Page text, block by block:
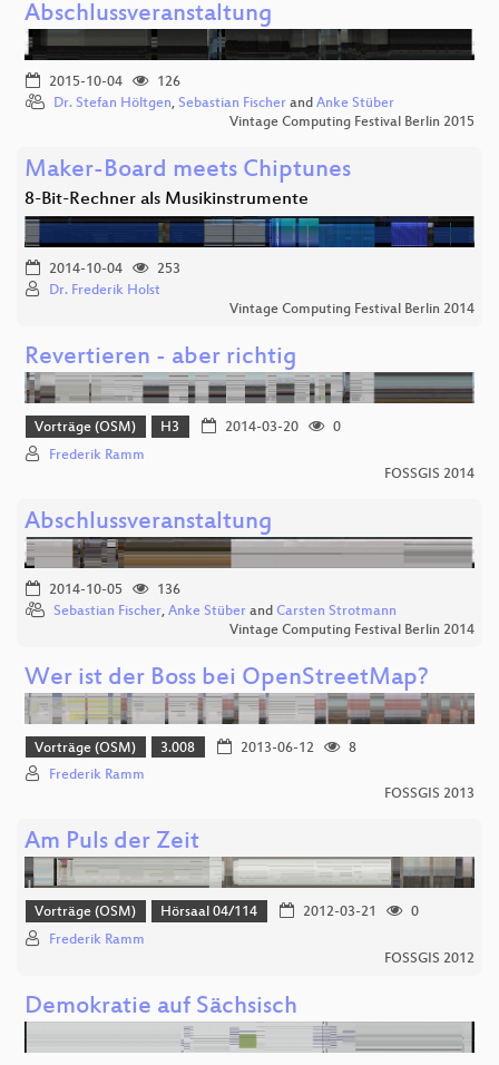
Abschlussveranstaltung
2015-10-04
126
Dr. Stefan Höltgen, Sebastian Fischer and Anke Stüber
Vintage Computing Festival Berlin 2015
Maker-Board meets Chiptunes
8-Bit-Rechner als Musikinstrumente
2014-10-04
253
Dr. Frederik Holst
Vintage Computing Festival Berlin 2014
Revertieren - aber richtig
Vorträge (OSM) H3 2014-03-20
0
Frederik Ramm
FOSSGIS 2014
Abschlussveranstaltung
2014-10-05
136
Sebastian Fischer, Anke Stüber and Carsten Strotmann
Vintage Computing Festival Berlin 2014
Wer ist der Boss bei OpenStreetMap?
Vorträge (OSM) 3.008 2013-06-12
8
Frederik Ramm
FOSSGIS 2013
Am Puls der Zeit
Vorträge (OSM) Hörsaal 04/114 2012-03-21
0
Frederik Ramm
FOSSGIS 2012
Demokratie auf Sächsisch